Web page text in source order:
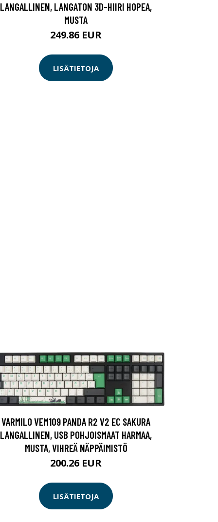
LANGALLINEN, LANGATON 3D-HIIRI HOPEA,
MUSTA
249.86 EUR
LISÄTIETOJA
VARMILO VEM109 PANDA R2 V2 EC SAKURA
LANGALLINEN, USB POHJOISMAAT HARMAA,
MUSTA, VIHREÄ NÄPPÄIMISTÖ
200.26 EUR
LISÄTIETOJA